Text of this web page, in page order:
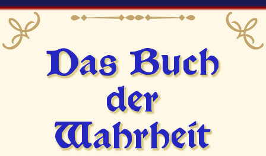
Das Buch
der
Wahrheit